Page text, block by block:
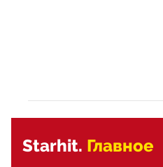
Starhit. Главное